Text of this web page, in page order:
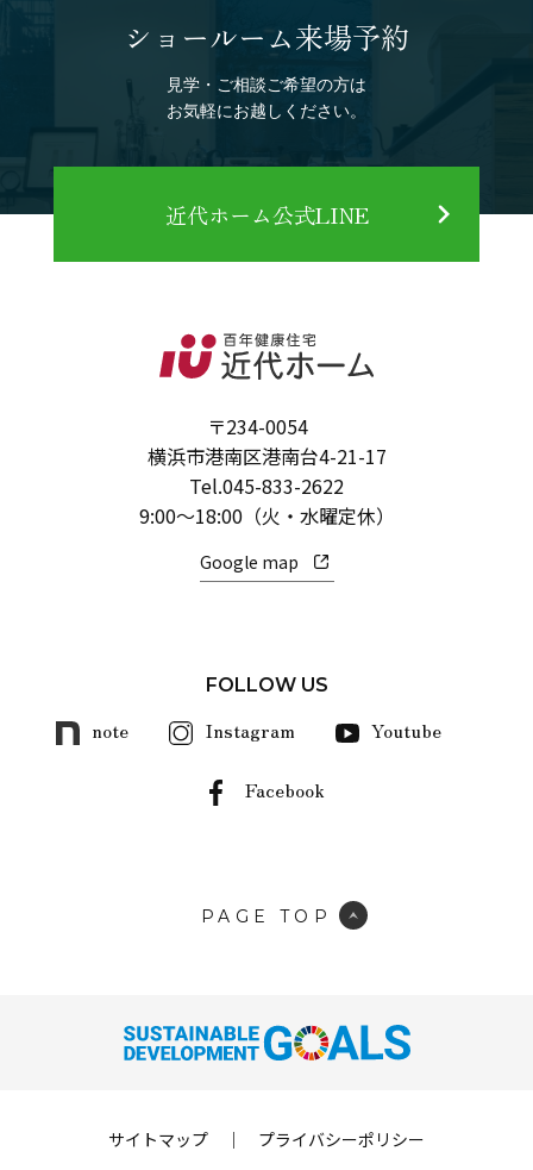
ショールーム来場予約
見学・ご相談ご希望の方は
お気軽にお越しください。
近代ホーム公式LINE
〒234-0054
横浜市港南区港南台4-21-17
Tel.045-833-2622
9:00～18:00（火・水曜定休）
Google map
FOLLOW US
note Instagram Youtube
Facebook
PAGE TOP
サイトマップ ｜ プライバシーポリシー